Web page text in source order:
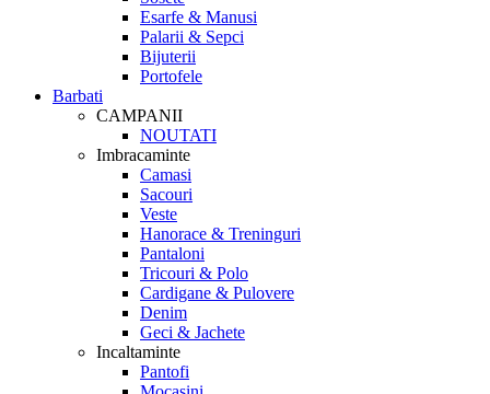
Esarfe & Manusi
Palarii & Sepci
Bijuterii
Portofele
Barbati
CAMPANII
NOUTATI
Imbracaminte
Camasi
Sacouri
Veste
Hanorace & Treninguri
Pantaloni
Tricouri & Polo
Cardigane & Pulovere
Denim
Geci & Jachete
Incaltaminte
Pantofi